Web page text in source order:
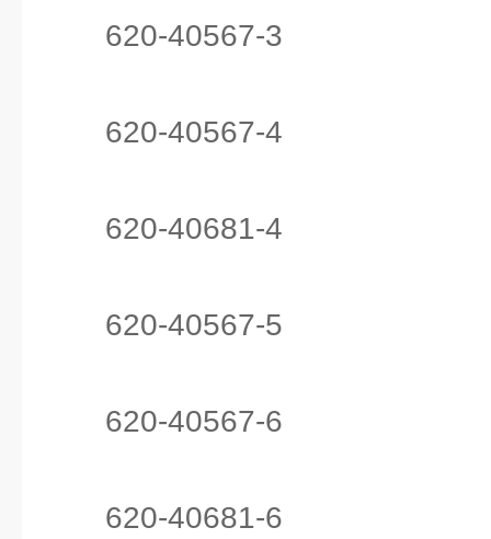
620-40567-3
620-40567-4
620-40681-4
620-40567-5
620-40567-6
620-40681-6